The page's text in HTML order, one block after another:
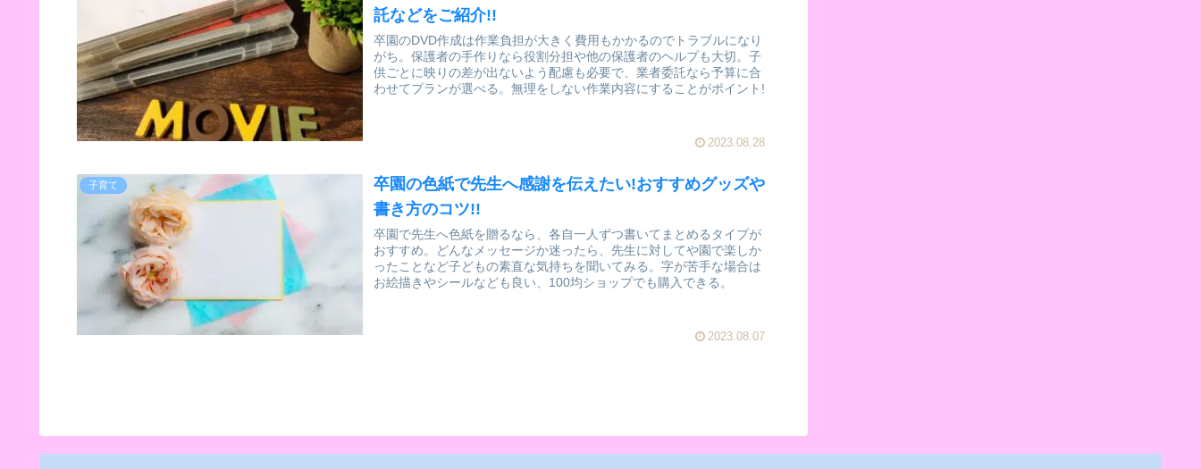
託などをご紹介!!
卒園のDVD作成は作業負担が大きく費用もかかるのでトラブルになり
がち。保護者の手作りなら役割分担や他の保護者のヘルプも大切。子
供ごとに映りの差が出ないよう配慮も必要で、業者委託なら予算に合
わせてプランが選べる。無理をしない作業内容にすることがポイント!
2023.08.28
子育て
卒園の色紙で先生へ感謝を伝えたい!おすすめグッズや
書き方のコツ!!
卒園で先生へ色紙を贈るなら、各自一人ずつ書いてまとめるタイプが
おすすめ。どんなメッセージか迷ったら、先生に対してや園で楽しか
ったことなど子どもの素直な気持ちを聞いてみる。字が苦手な場合は
お絵描きやシールなども良い、100均ショップでも購入できる。
2023.08.07